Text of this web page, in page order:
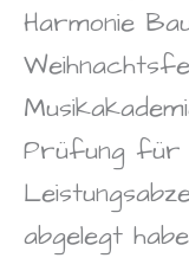
Harmonie
Prüfung für
abgelegt